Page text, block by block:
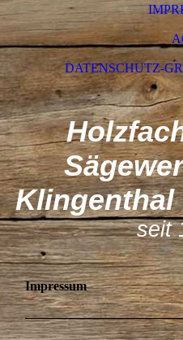
DATENSCHUTZ-
Klingenthal
seit
Impressum